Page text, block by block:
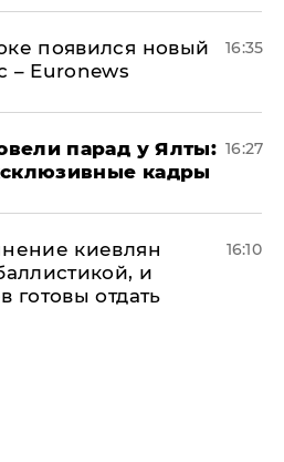
появился новый
– Euronews
16:35
парад у Ялты:
кадры
16:27
киевлян
и
готовы отдать
16:10